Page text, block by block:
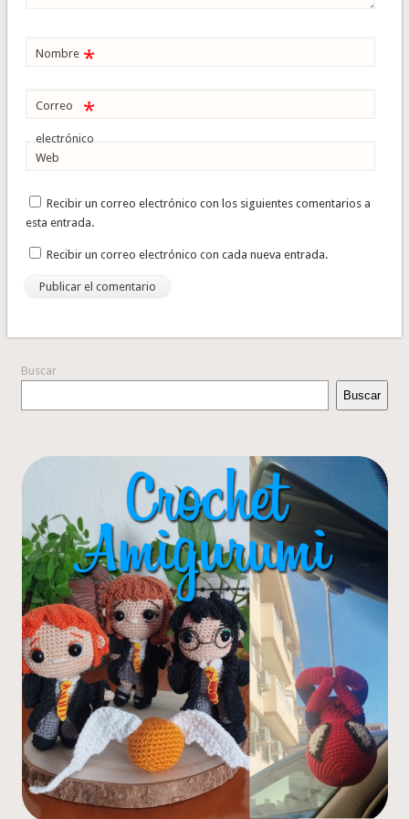
Nombre *
Correo
electrónico
*
Web
Recibir un correo electrónico con los siguientes comentarios a
esta entrada.
Recibir un correo electrónico con cada nueva entrada.
Buscar
Buscar